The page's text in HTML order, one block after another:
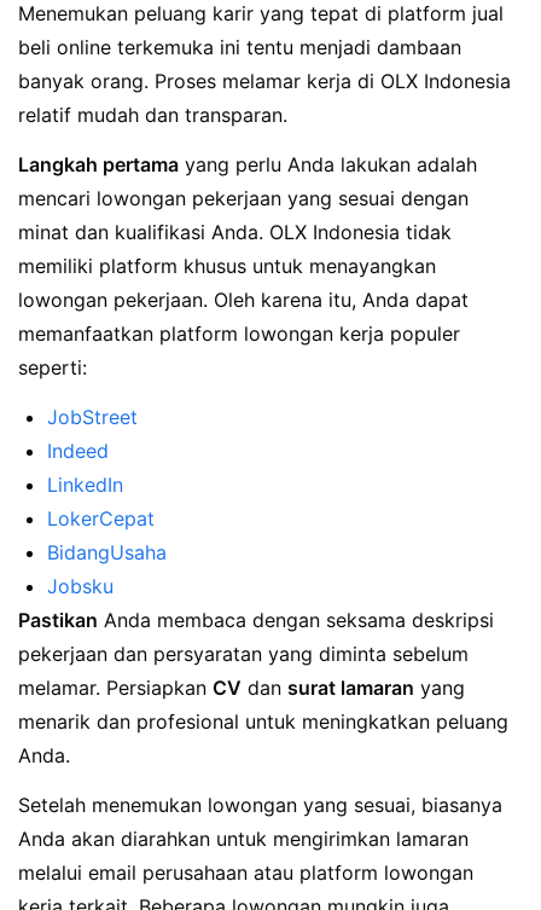
Menemukan peluang karir yang tepat di platform jual
beli online terkemuka ini tentu menjadi dambaan
banyak orang. Proses melamar kerja di OLX Indonesia
relatif mudah dan transparan.
Langkah pertama yang perlu Anda lakukan adalah
mencari lowongan pekerjaan yang sesuai dengan
minat dan kualifikasi Anda. OLX Indonesia tidak
memiliki platform khusus untuk menayangkan
lowongan pekerjaan. Oleh karena itu, Anda dapat
memanfaatkan platform lowongan kerja populer
seperti:
JobStreet
Indeed
LinkedIn
LokerCepat
BidangUsaha
Jobsku
Pastikan Anda membaca dengan seksama deskripsi
pekerjaan dan persyaratan yang diminta sebelum
melamar. Persiapkan CV dan surat lamaran yang
menarik dan profesional untuk meningkatkan peluang
Anda.
Setelah menemukan lowongan yang sesuai, biasanya
Anda akan diarahkan untuk mengirimkan lamaran
melalui email perusahaan atau platform lowongan